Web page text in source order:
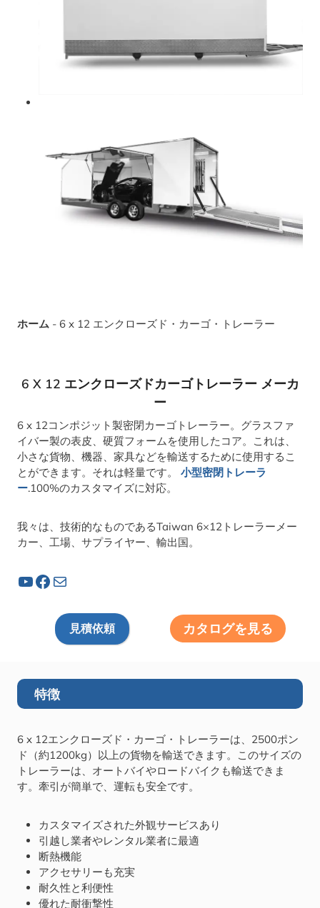
ホーム - 6 x 12 エンクローズド・カーゴ・トレーラー
6 X 12 エンクローズドカーゴトレーラー メーカ
ー
6 x 12コンポジット製密閉カーゴトレーラー。グラスファ
イバー製の表皮、硬質フォームを使用したコア。これは、
小さな貨物、機器、家具などを輸送するために使用するこ
とができます。それは軽量です。
小型密閉トレーラ
ー.100%のカスタマイズに対応。
我々は、技術的なものであるTaiwan 6×12トレーラーメー
カー、工場、サプライヤー、輸出国。
YouTube フェイスブックメール
見積依頼 カタログを見る
特徴
6 x 12エンクローズド・カーゴ・トレーラーは、2500ポン
ド（約1200kg）以上の貨物を輸送できます。このサイズの
トレーラーは、オートバイやロードバイクも輸送できま
す。牽引が簡単で、運転も安全です。
カスタマイズされた外観サービスあり
引越し業者やレンタル業者に最適
断熱機能
アクセサリーも充実
耐久性と利便性
優れた耐衝撃性